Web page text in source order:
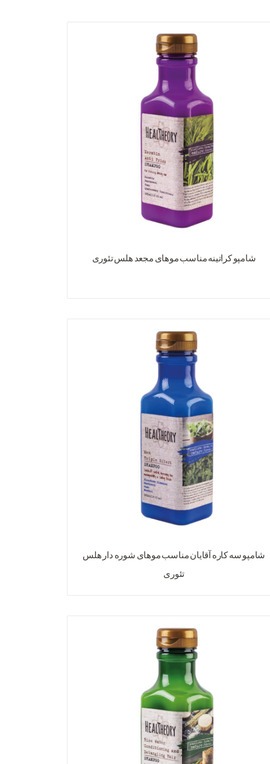
شامپو کراتینه مناسب موهای مجعد هلس تئوری
شامپو سه کاره آقایان مناسب موهای شوره دار هلس
تئوری